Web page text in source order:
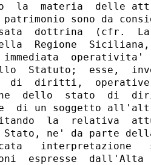
la  materia  delle
patrimonio sono da
dottrina  (cfr.
Regione
operativita'
Statuto;  esse,
di  diritti,  operative
dello  stato  di
di un soggetto
la  relativa
ne' da parte
interpretazione
espresse